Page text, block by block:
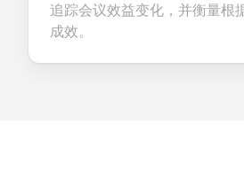
追踪会议效益变化，并衡量根
成效。